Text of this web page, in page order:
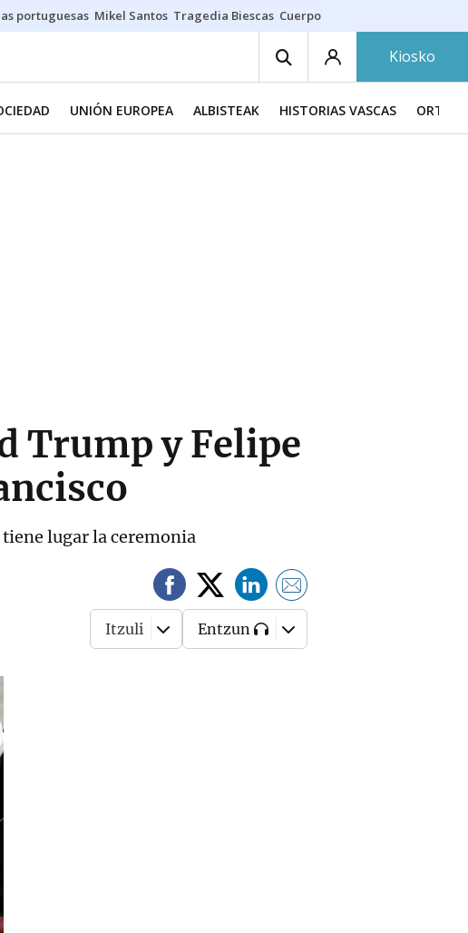
portuguesas Mikel Santos Tragedia Biescas Cuerpo ría
Kiosko
UNIÓN EUROPEA ALBISTEAK HISTORIAS VASCAS
Trump y Felipe
tiene lugar la ceremonia
Itzuli Entzun